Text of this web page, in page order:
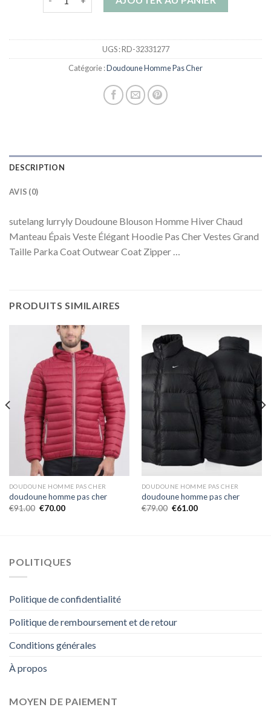
UGS :RD-32331277
Catégorie :Doudoune Homme Pas Cher
DESCRIPTION
AVIS (0)
sutelang lurryly Doudoune Blouson Homme Hiver Chaud
Manteau Épais Veste Élégant Hoodie Pas Cher Vestes Grand
Taille Parka Coat Outwear Coat Zipper …
PRODUITS SIMILAIRES
DOUDOUNE HOMME PAS CHER
doudoune homme pas cher
€91.00 €70.00
DOUDOUNE HOMME PAS CHER
doudoune homme pas cher
€79.00 €61.00
POLITIQUES
Politique de confidentialité
Politique de remboursement et de retour
Conditions générales
À propos
MOYEN DE PAIEMENT